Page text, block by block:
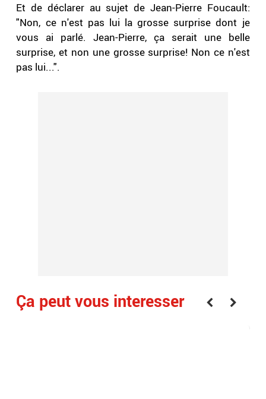
Et de déclarer au sujet de Jean-Pierre Foucault:
"Non, ce n'est pas lui la grosse surprise dont je
vous ai parlé. Jean-Pierre, ça serait une belle
surprise, et non une grosse surprise! Non ce n'est
pas lui...".
Ça peut vous interesser